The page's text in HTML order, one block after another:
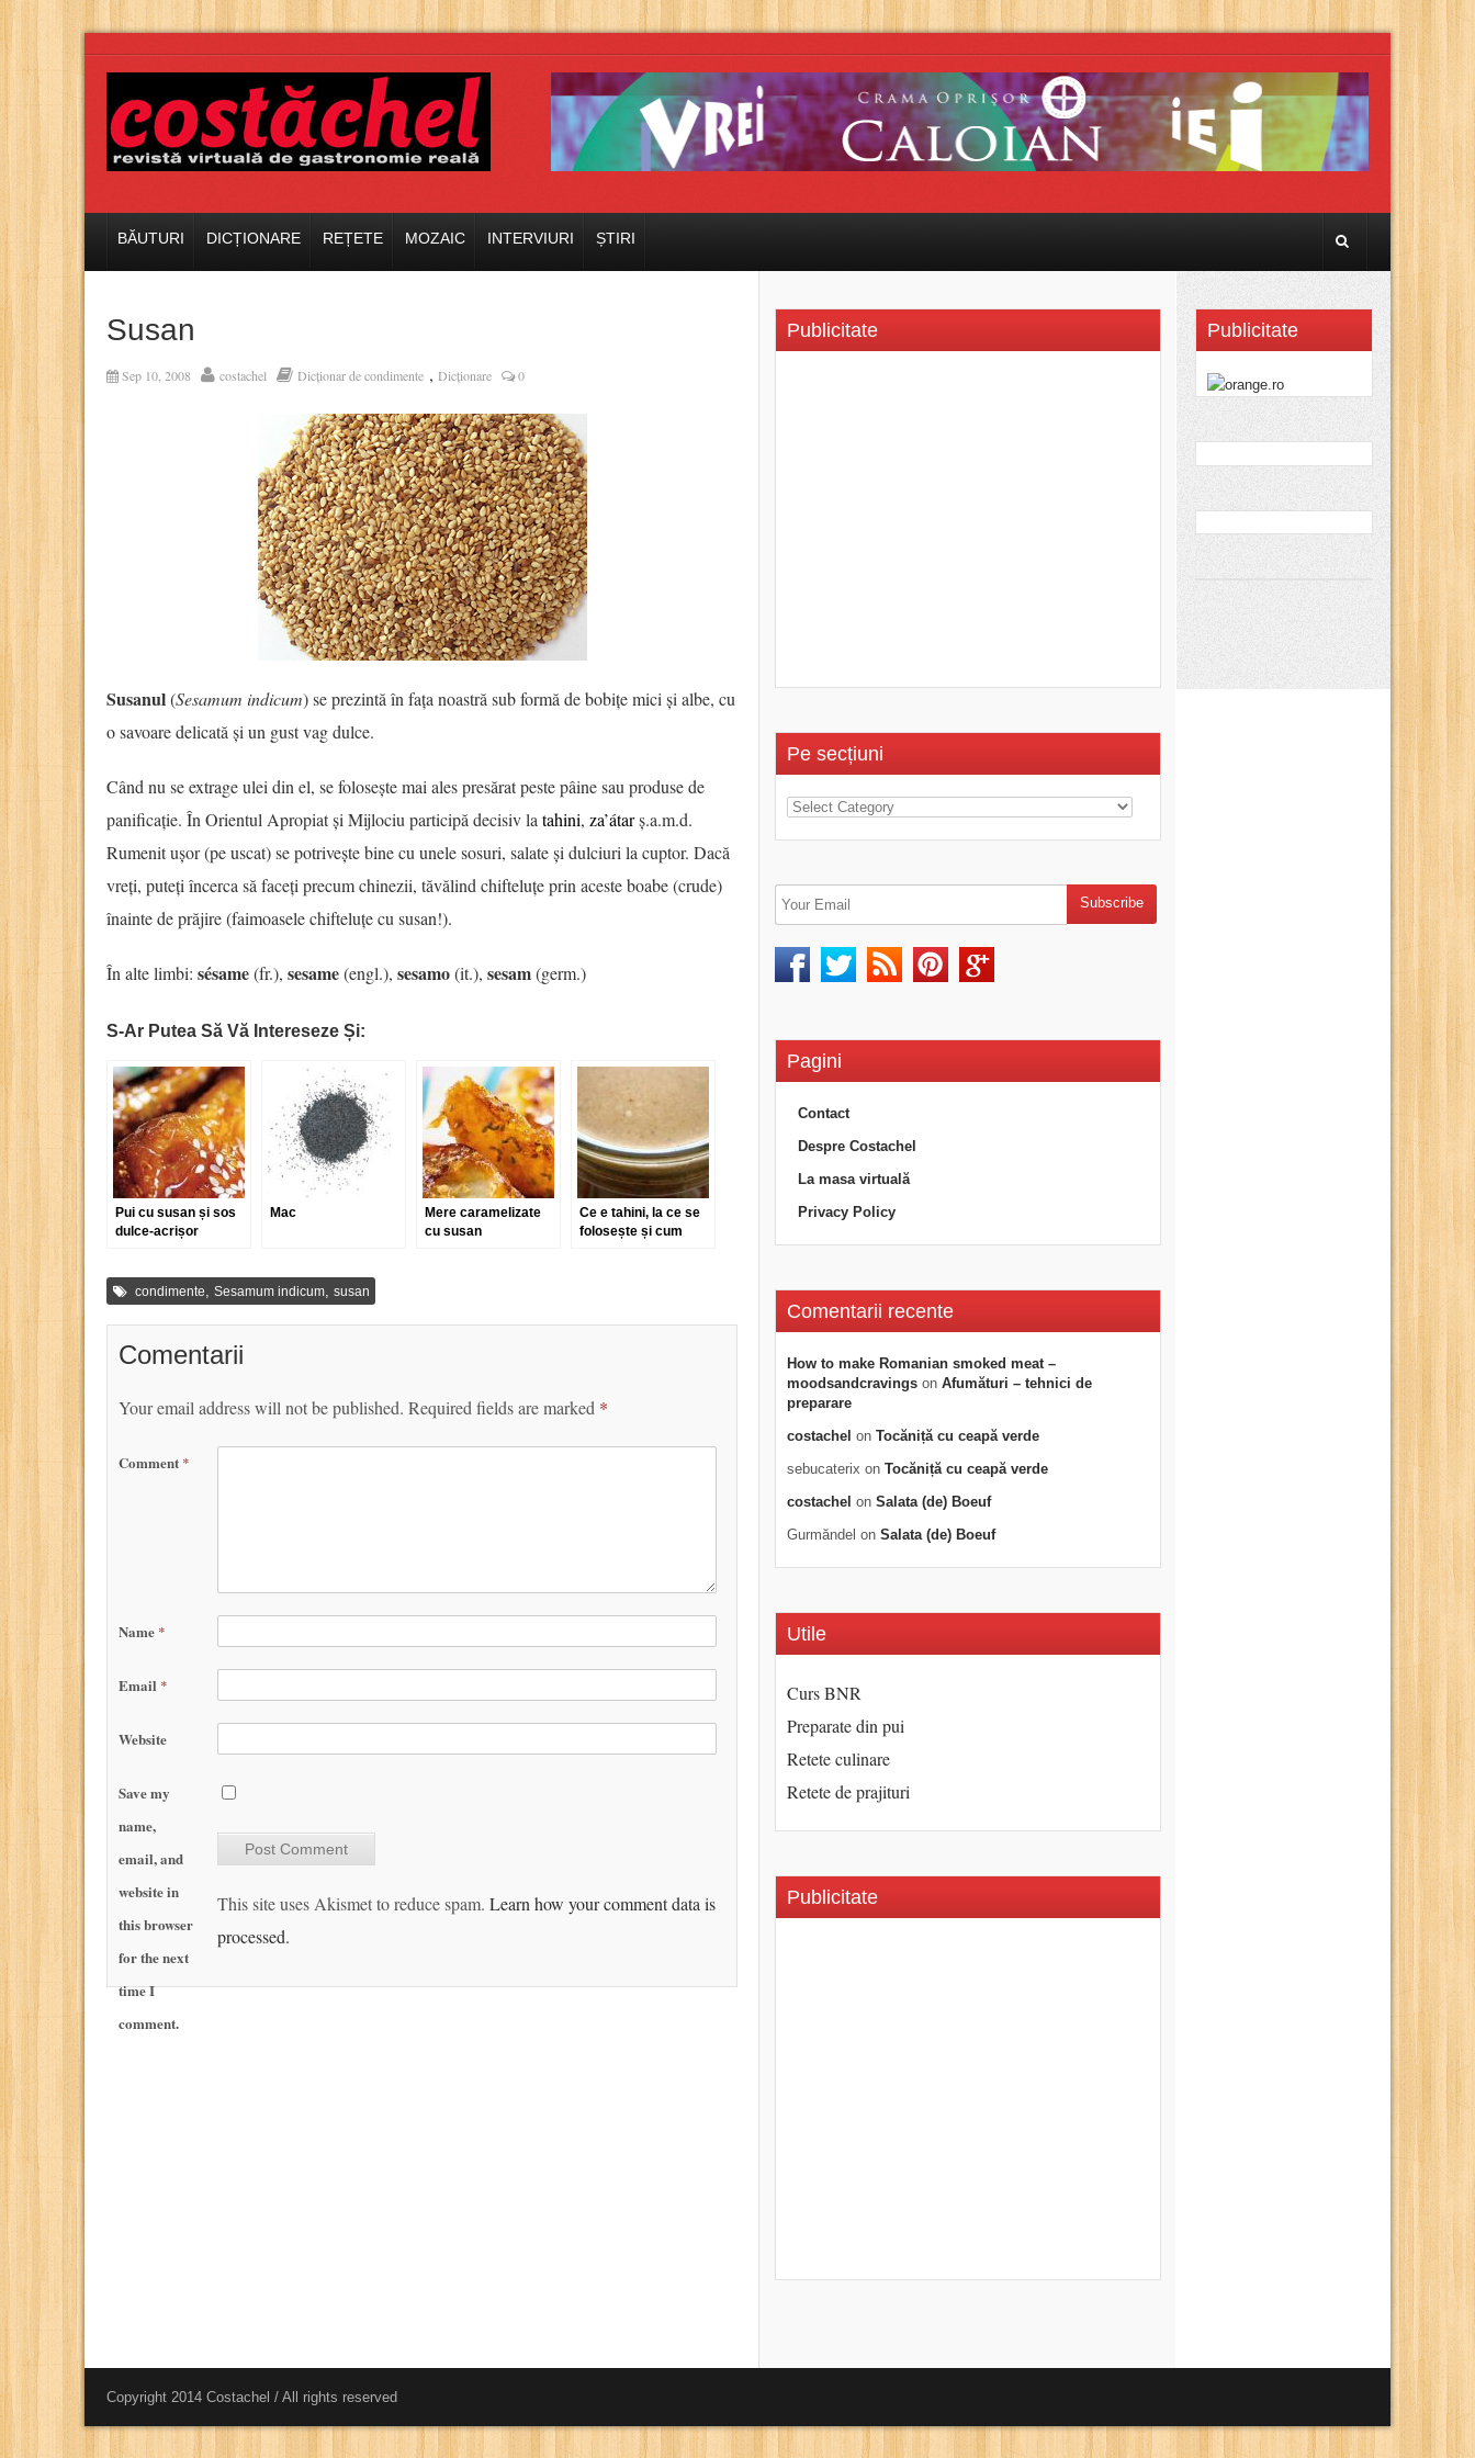
BĂUTURI DICȚIONARE REȚETE MOZAIC INTERVIURI ȘTIRI
Susan
Sep 10, 2008 costachel Dicționar de condimente , Dicționare 0
Susanul(Sesamum indicum) se prezintă în fața noastră sub formă de bobițe mici și albe, cu
o savoare delicată și un gust vag dulce.
Când nu se extrage ulei din el, se folosește mai ales presărat peste pâine sau produse de
panificație. În Orientul Apropiat și Mijlociu participă decisiv la tahini, za’átarș.a.m.d.
Rumenit ușor (pe uscat) se potrivește bine cu unele sosuri, salate și dulciuri la cuptor. Dacă
vreți, puteți încerca să faceți precum chinezii, tăvălind chifteluțe prin aceste boabe (crude)
înainte de prăjire (faimoasele chifteluțe cu susan!).
În alte limbi: sésame(fr.), sesame(engl.), sesamo(it.), sesam(germ.)
S-Ar Putea Să Vă Intereseze Și:
Pui cu susan și sos
dulce-acrișor
Mac
Mere caramelizate
cu susan
Ce e tahini, la ce se
folosește și cum
condimente, Sesamum indicum, susan
Comentarii
Your email address will not be published. Required fields are marked *
Comment *
Name *
Email *
Website
Save my
name,
email, and
website in
this browser
for the next
time I
comment.
This site uses Akismet to reduce spam. Learn how your comment data is
processed.
Publicitate
Pe secțiuni
Pagini
Contact
Despre Costachel
La masa virtuală
Privacy Policy
Comentarii recente
How to make Romanian smoked meat –
moodsandcravings on Afumături – tehnici de
preparare
costachel on Tocăniță cu ceapă verde
sebucaterix on Tocăniță cu ceapă verde
costachel on Salata (de) Boeuf
Gurmăndel on Salata (de) Boeuf
Utile
Curs BNR
Preparate din pui
Retete culinare
Retete de prajituri
Publicitate
Publicitate
Copyright 2014 Costachel / All rights reserved